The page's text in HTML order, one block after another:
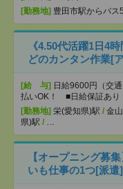
[勤務地] 豊田市駅からバス
《4.50代活躍1日4
どのカンタン作業[
[給 与] 日給9600円（交
払いOK！ ■日給保証あり
[勤務地] 栄(愛知県)駅 / 金
県)駅 / …
【オープニング募
いも仕事の1つ[派遣]